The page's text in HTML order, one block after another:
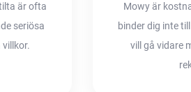
är ofta
seriösa
Mowy är
binder dig inte
vill gå vidare